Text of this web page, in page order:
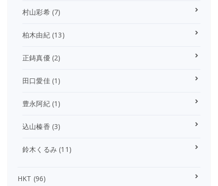
村山彩希(7)
柏木由紀(13)
正鋳真優(2)
田口愛佳(1)
豊永阿紀(1)
込山榛香 (3)
鈴木くるみ (11)
HKT (96)